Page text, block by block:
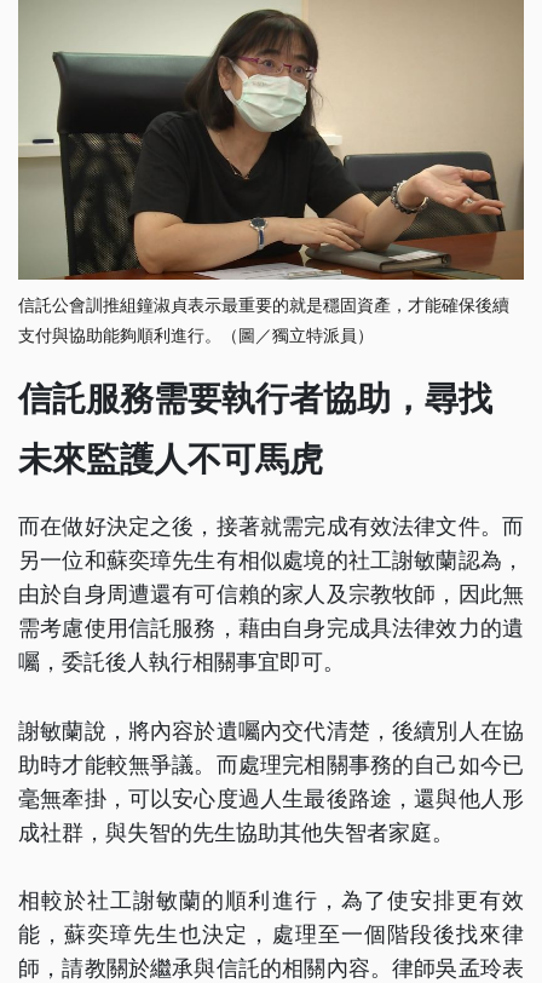
信託公會訓推組鐘淑貞表示最重要的就是穩固資產，才能確保後續
支付與協助能夠順利進行。（圖／獨立特派員）
信託服務需要執行者協助，尋找
未來監護人不可馬虎
而在做好決定之後，接著就需完成有效法律文件。而
另一位和蘇奕璋先生有相似處境的社工謝敏蘭認為，
由於自身周遭還有可信賴的家人及宗教牧師，因此無
需考慮使用信託服務，藉由自身完成具法律效力的遺
囑，委託後人執行相關事宜即可。
謝敏蘭說，將內容於遺囑內交代清楚，後續別人在協
助時才能較無爭議。而處理完相關事務的自己如今已
毫無牽掛，可以安心度過人生最後路途，還與他人形
成社群，與失智的先生協助其他失智者家庭。
相較於社工謝敏蘭的順利進行，為了使安排更有效
能，蘇奕璋先生也決定，處理至一個階段後找來律
師，請教關於繼承與信託的相關內容。律師吳孟玲表